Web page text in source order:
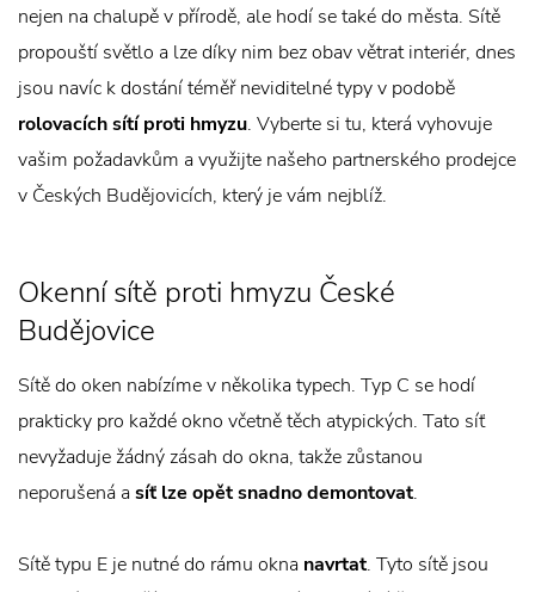
nejen na chalupě v přírodě, ale hodí se také do města. Sítě
propouští světlo a lze díky nim bez obav větrat interiér, dnes
jsou navíc k dostání téměř neviditelné typy v podobě
rolovacích sítí proti hmyzu. Vyberte si tu, která vyhovuje
vašim požadavkům a využijte našeho partnerského prodejce
v Českých Budějovicích, který je vám nejblíž.
Okenní sítě proti hmyzu České
Budějovice
Sítě do oken nabízíme v několika typech. Typ C se hodí
prakticky pro každé okno včetně těch atypických. Tato síť
nevyžaduje žádný zásah do okna, takže zůstanou
neporušená asíť lze opět snadno demontovat.
Sítě typu E je nutné do rámu okna navrtat. Tyto sítě jsou